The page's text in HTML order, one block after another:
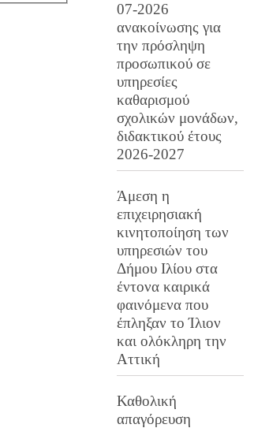
07-2026
ανακοίνωσης για
την πρόσληψη
προσωπικού σε
υπηρεσίες
καθαρισμού
σχολικών μονάδων,
διδακτικού έτους
2026-2027
Άμεση η
επιχειρησιακή
κινητοποίηση των
υπηρεσιών του
Δήμου Ιλίου στα
έντονα καιρικά
φαινόμενα που
έπληξαν το Ίλιον
και ολόκληρη την
Αττική
Καθολική
απαγόρευση